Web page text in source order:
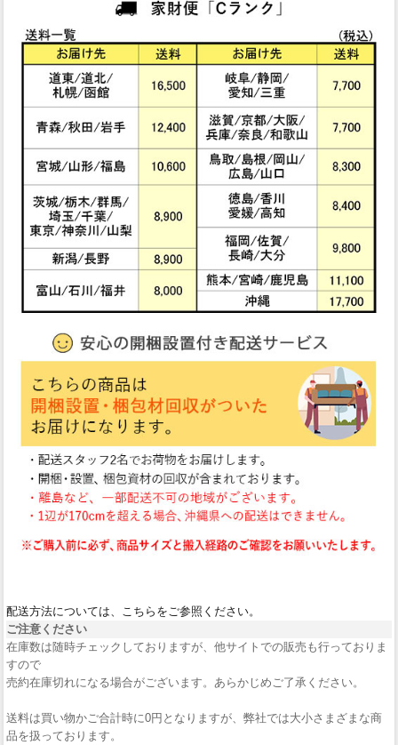
配送方法については、こちらをご参照ください。
ご注意ください
在庫数は随時チェックしておりますが、他サイトでの販売も行っておりま
すので
売約在庫切れになる場合がございます。あらかじめご了承ください。
送料は買い物かご合計時に0円となりますが、弊社では大小さまざまな商
品を扱っております。